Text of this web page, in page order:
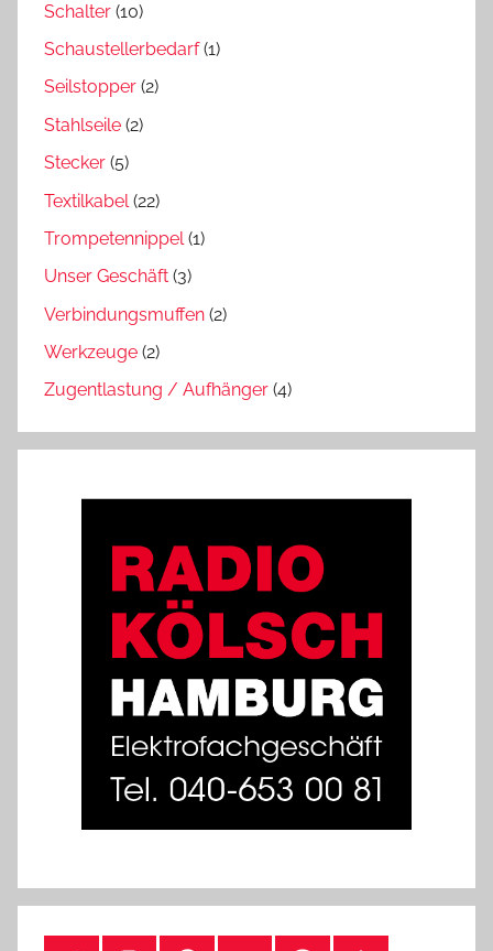
Schalter (10)
Schaustellerbedarf(1)
Seilstopper (2)
Stahlseile (2)
Stecker (5)
Textilkabel (22)
Trompetennippel(1)
Unser Geschäft (3)
Verbindungsmuffen (2)
Werkzeuge (2)
Zugentlastung / Aufhänger (4)